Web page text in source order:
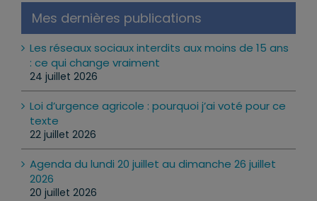
Mes dernières publications
Les réseaux sociaux interdits aux moins de 15 ans
: ce qui change vraiment
24 juillet 2026
Loi d’urgence agricole : pourquoi j’ai voté pour ce
texte
22 juillet 2026
Agenda du lundi 20 juillet au dimanche 26 juillet
2026
20 juillet 2026